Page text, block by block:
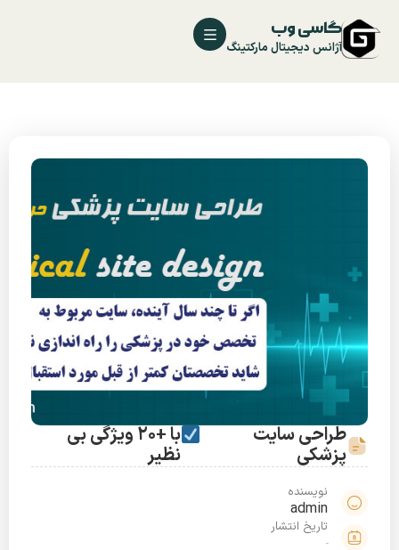
گاسی وب
آژانس دیجیتال مارکتینگ
طراحی سایت
پزشکی
با +20 ویژگی بی
نظیر
نویسنده
admin
تاریخ انتشار